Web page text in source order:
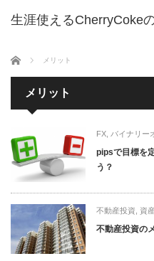
生涯使えるCherryCoke
ホーム メリット
メリット
FX, バイナリー
産運用
pipsで目標を
う？
不動産投資 資
不動産投資の